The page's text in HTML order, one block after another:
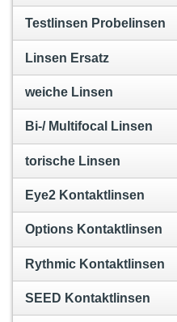
Testlinsen Probelinsen
Linsen Ersatz
weiche Linsen
Bi-/ Multifocal Linsen
torische Linsen
Eye2 Kontaktlinsen
Options Kontaktlinsen
Rythmic Kontaktlinsen
SEED Kontaktlinsen